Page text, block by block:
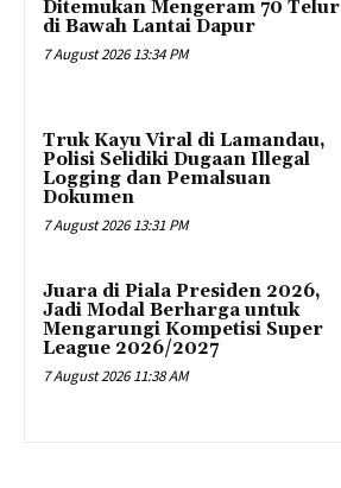
Ditemukan Mengeram 70 Telur
di Bawah Lantai Dapur
7 August 2026 13:34 PM
Truk Kayu Viral di Lamandau,
Polisi Selidiki Dugaan Illegal
Logging dan Pemalsuan
Dokumen
7 August 2026 13:31 PM
Juara di Piala Presiden 2026,
Jadi Modal Berharga untuk
Mengarungi Kompetisi Super
League 2026/2027
7 August 2026 11:38 AM